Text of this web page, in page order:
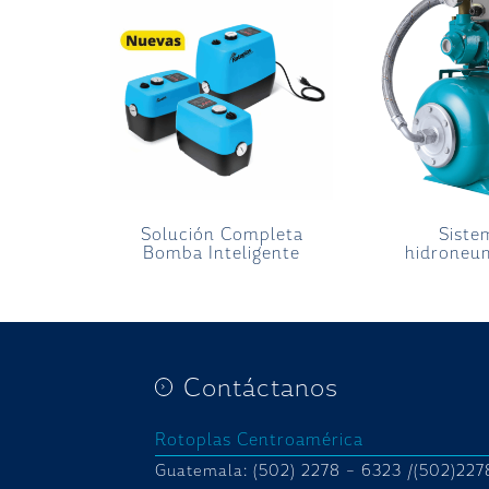
Solución Completa
Bomba Inteligente
Contáctanos
Rotoplas Centroamérica
Guatemala: (502) 2278 – 6323 /